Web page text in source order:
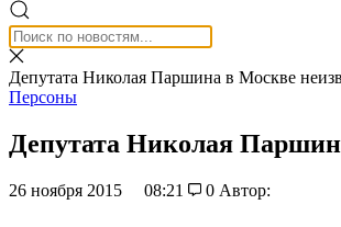
Депутата Николая Паршина в Москве
Персоны
Депутата Николая
26 ноября 2015 08:21 0 Автор: